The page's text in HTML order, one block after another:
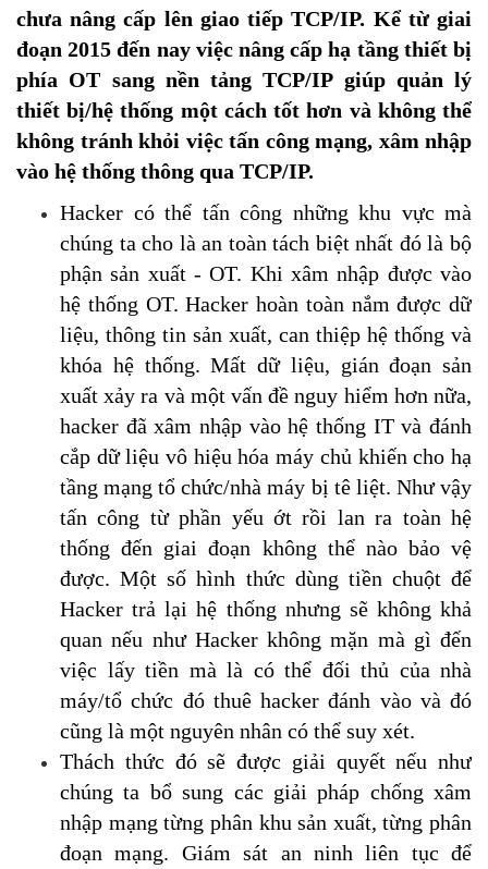
chưa nâng cấp lên giao tiếp TCP/IP. Kể từ giai
đoạn 2015 đến nay việc nâng cấp hạ tầng thiết bị
phía OT sang nền tảng TCP/IP giúp quản lý
thiết bị/hệ thống một cách tốt hơn và không thể
không tránh khỏi việc tấn công mạng, xâm nhập
vào hệ thống thông qua TCP/IP.
Hacker có thể tấn công những khu vực mà
chúng ta cho là an toàn tách biệt nhất đó là bộ
phận sản xuất - OT. Khi xâm nhập được vào
hệ thống OT. Hacker hoàn toàn nắm được dữ
liệu, thông tin sản xuất, can thiệp hệ thống và
khóa hệ thống. Mất dữ liệu, gián đoạn sản
xuất xảy ra và một vấn đề nguy hiểm hơn nữa,
hacker đã xâm nhập vào hệ thống IT và đánh
cắp dữ liệu vô hiệu hóa máy chủ khiến cho hạ
tầng mạng tổ chức/nhà máy bị tê liệt. Như vậy
tấn công từ phần yếu ớt rồi lan ra toàn hệ
thống đến giai đoạn không thể nào bảo vệ
được. Một số hình thức dùng tiền chuột để
Hacker trả lại hệ thống nhưng sẽ không khả
quan nếu như Hacker không mặn mà gì đến
việc lấy tiền mà là có thể đối thủ của nhà
máy/tổ chức đó thuê hacker đánh vào và đó
cũng là một nguyên nhân có thể suy xét.
Thách thức đó sẽ được giải quyết nếu như
chúng ta bổ sung các giải pháp chống xâm
nhập mạng từng phân khu sản xuất, từng phân
đoạn mạng. Giám sát an ninh liên tục để